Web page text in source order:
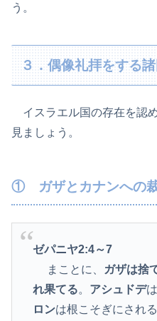
う。
３．偶像礼拝をする
イスラエル国の存在を認
見ましょう。
① ガザとカナンへの
ゼパニヤ2:4～7
まことに、
ガザは捨
れ果てる。 アシュドデ
ロンは根こそぎにされ